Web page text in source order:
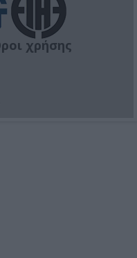
χρήσης